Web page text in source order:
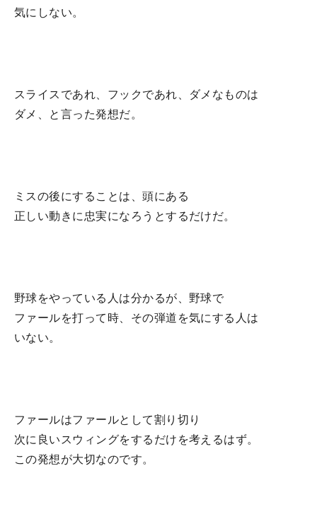
気にしない。
スライスであれ、フックであれ、ダメなものは
ダメ、と言った発想だ。
ミスの後にすることは、頭にある
正しい動きに忠実になろうとするだけだ。
野球をやっている人は分かるが、野球で
ファールを打って時、その弾道を気にする人は
いない。
ファールはファールとして割り切り
次に良いスウィングをするだけを考えるはず。
この発想が大切なのです。